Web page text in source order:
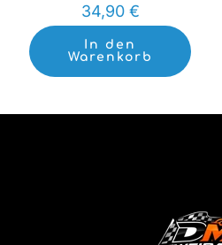
34,90 €
In den
Warenkorb